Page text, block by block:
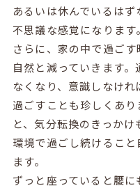
あるいは休んでいるは
不思議な感覚になります。
さらに、家の中で過ご
自然と減っていきます
なくなり、意識しなけ
過ごすことも珍しくあ
と、気分転換のきっか
環境で過ごし続けるこ
ます。
ずっと座っていると腰